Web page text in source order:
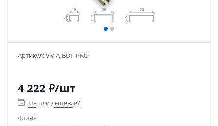
Артикул:V.V-A-BDP-PRO
4 222 ₽/шт
Нашли дешевле?
Длина